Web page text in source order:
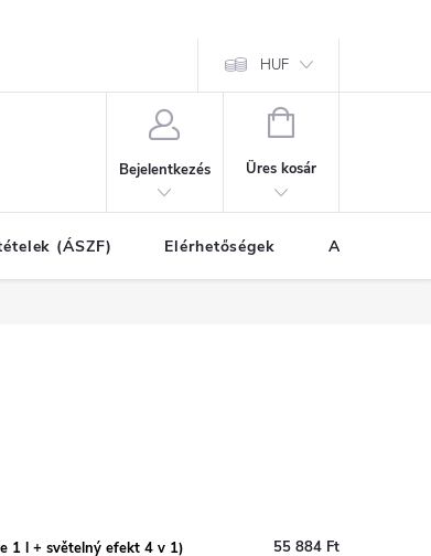
HUF
Bejelentkezés
KOSÁR
Üres kosár
(ÁSZF) Elérhetőségek A vásárlás
1 l + světelný efekt 4 v 1)
55 884 Ft